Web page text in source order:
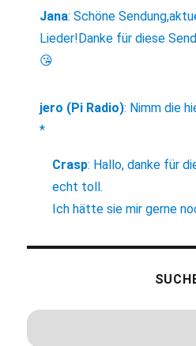
Jana:Schöne
Lieder!Danke für diese
😘
jero (Pi Radio): Nimm die
*
Crasp: Hallo, danke für
echt toll.
Ich hätte sie mir gerne